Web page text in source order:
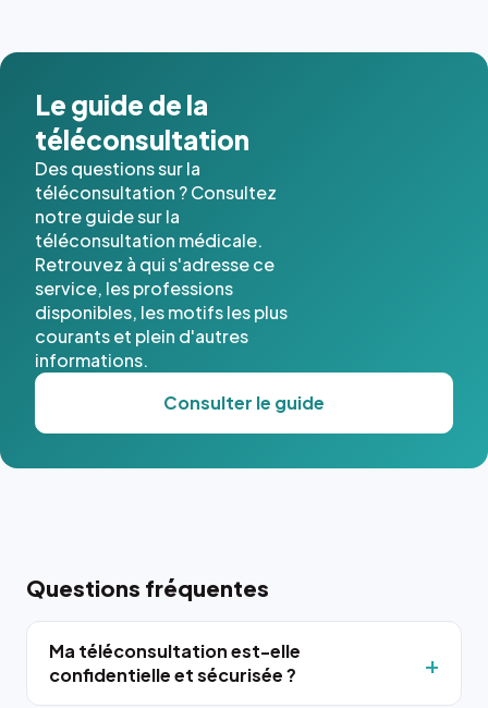
Le guide de la
téléconsultation
Des questions sur la
téléconsultation ? Consultez
notre guide sur la
téléconsultation médicale.
Retrouvez à qui s'adresse ce
service, les professions
disponibles, les motifs les plus
courants et plein d'autres
informations.
Consulter le guide
Questions fréquentes
Ma téléconsultation est-elle
confidentielle et sécurisée ?